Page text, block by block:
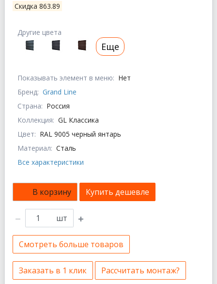
Скидка 863.89
Показывать элемент в меню: Нет
Бренд: Grand Line
Страна: Россия
Коллекция: GL Классика
Цвет: RAL 9005 черный янтарь
Материал: Сталь
Все характеристики
Другие цвета
Еще
В корзину Купить дешевле
шт
Смотреть больше товаров
Заказать в 1 клик Рассчитать монтаж?